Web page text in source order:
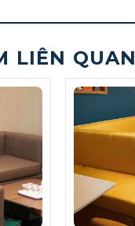
LIÊN QUAN